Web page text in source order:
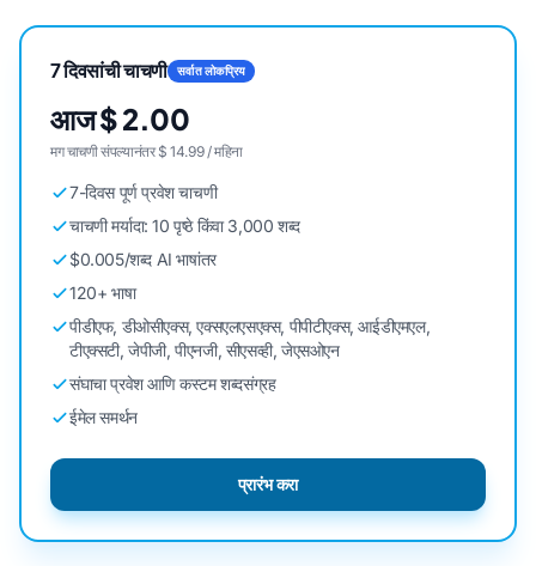
7 दिवसांची चाचणी सर्वात लोकप्रिय
आज $ 2.00
मग चाचणी संपल्यानंतर $ 14.99 / महिना
7-दिवस पूर्ण प्रवेश चाचणी
चाचणी मर्यादा: 10 पृष्ठे किंवा 3,000 शब्द
$0.005/शब्द AI भाषांतर
120+ भाषा
पीडीएफ, डीओसीएक्स, एक्सएलएसएक्स, पीपीटीएक्स, आईडीएमएल,
टीएक्सटी, जेपीजी, पीएनजी, सीएसव्ही, जेएसओएन
संघाचा प्रवेश आणि कस्टम शब्दसंग्रह
ईमेल समर्थन
प्रारंभ करा